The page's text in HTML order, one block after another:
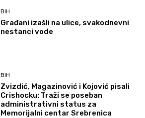
BIH
Građani izašli na ulice, svakodnevni
nestanci vode
BIH
Zvizdić, Magazinović i Kojović pisali
Crishocku: Traži se poseban
administrativni status za
Memorijalni centar Srebrenica